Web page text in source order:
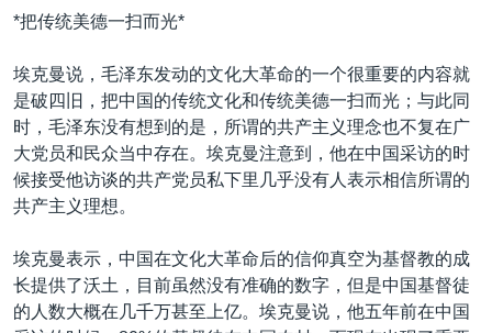
关注西藏
关注新疆
GEN Z 看美国
*把传统美德一扫而光*
埃克曼说，毛泽东发动的文化大革命的一个很重要的内容就
是破四旧，把中国的传统文化和传统美德一扫而光；与此同
时，毛泽东没有想到的是，所谓的共产主义理念也不复在广
大党员和民众当中存在。埃克曼注意到，他在中国采访的时
候接受他访谈的共产党员私下里几乎没有人表示相信所谓的
共产主义理想。
埃克曼表示，中国在文化大革命后的信仰真空为基督教的成
长提供了沃土，目前虽然没有准确的数字，但是中国基督徒
的人数大概在几千万甚至上亿。埃克曼说，他五年前在中国